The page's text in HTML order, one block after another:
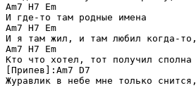
Am7 H7 Em
И где-то там родные имена
Am7 H7 Em
И я там жил, и там любил когда-то,
Am7 H7 Em
Кто что хотел, тот получил сполна
[Припев]:Am7 D7
Журавлик в небе мне только снится,